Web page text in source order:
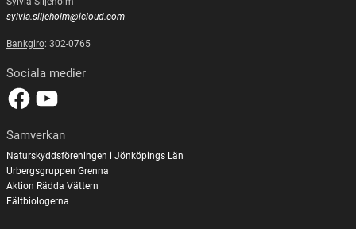
sylvia.siljeholm@icloud.com
Bankgiro: 302-0765
Sociala medier
Samverkan
Naturskyddsföreningen i Jönköpings Län
Urbergsgruppen Grenna
Aktion Rädda Vättern
Fältbiologerna